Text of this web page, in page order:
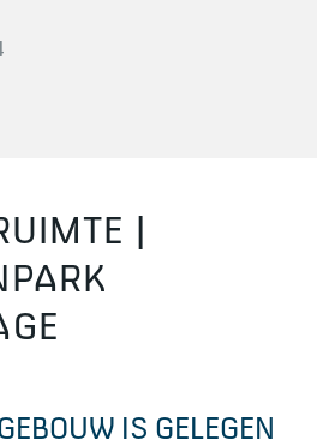
|
IS GELEGEN